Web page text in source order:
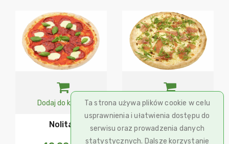
Ta strona używa plików cookie w celu
usprawnienia i ułatwienia dostępu do
serwisu oraz prowadzenia danych
statystycznych. Dalsze korzystanie
Dodaj do koszyka
Nolita
Dodaj do koszyka
Parma E Pera